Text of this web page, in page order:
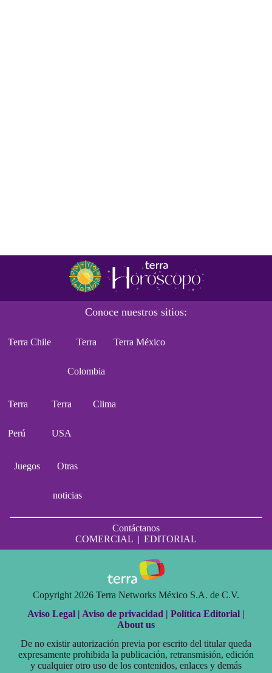
Conoce nuestros sitios:
Terra Chile Terra
Colombia
Terra México
Terra
Perú
Terra
USA
Clima
Juegos Otras
noticias
Contáctanos
COMERCIAL | EDITORIAL
Copyright 2026 Terra Networks México S.A. de C.V.
Aviso Legal | Aviso de privacidad | Política Editorial |
About us
De no existir autorización previa por escrito del titular queda
expresamente prohibida la publicación, retransmisión, edición
y cualquier otro uso de los contenidos, enlaces y demás